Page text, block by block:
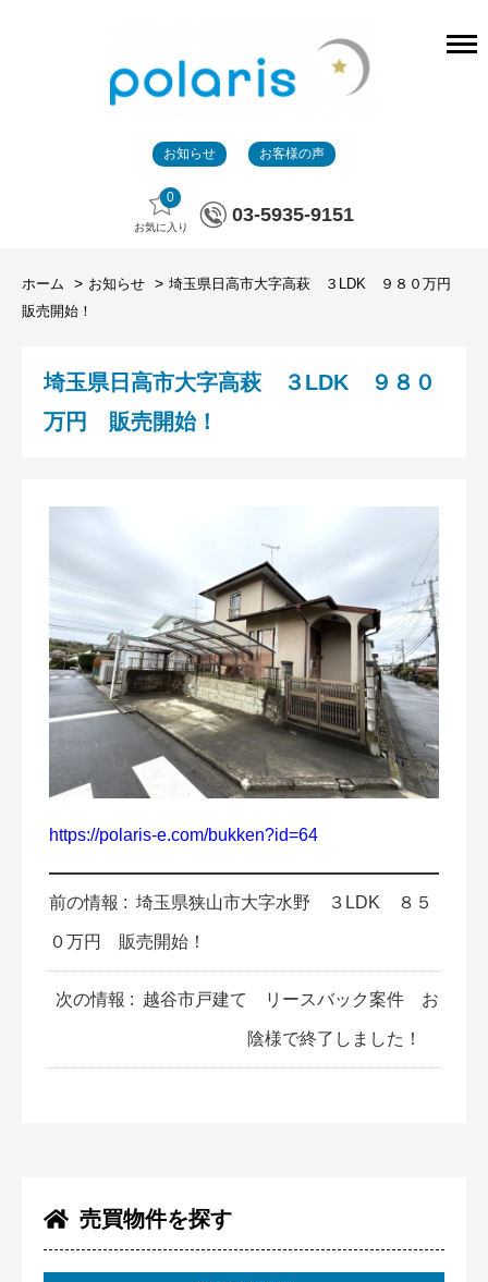
お知らせ お客様の声
0
お気に入り
03-5935-9151
ホーム お知らせ
埼玉県日高市大字高萩 ３LDK ９８０万円
販売開始！
売買物件を探す
埼玉県日高市大字高萩 ３LDK ９８０
万円 販売開始！
https://polaris-e.com/bukken?id=64
前の情報 : 埼玉県狭山市大字水野 ３LDK ８５
０万円 販売開始！
次の情報 : 越谷市戸建て リースバック案件 お
陰様で終了しました！